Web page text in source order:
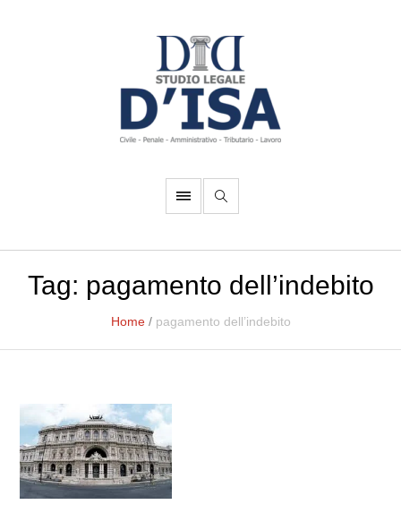
Tag: pagamento dell’indebito
Home / pagamento dell’indebito